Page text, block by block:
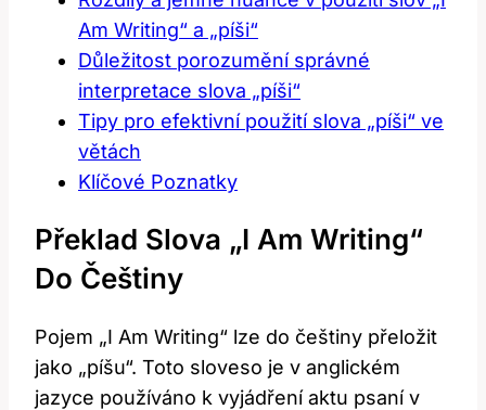
Am Writing“ a „píši“
Důležitost porozumění správné
interpretace slova „píši“
Tipy pro efektivní použití slova „píši“ ve
větách
Klíčové Poznatky
Překlad Slova „I Am Writing“
Do Češtiny
Pojem „I Am Writing“ lze do češtiny přeložit
jako „píšu“. Toto sloveso je v anglickém
jazyce používáno k vyjádření aktu psaní v